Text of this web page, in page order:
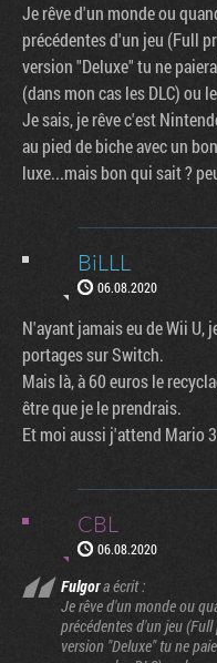
Je rêve d'un monde ou
précédentes d'un jeu (Full
version "Deluxe" tu ne
(dans mon cas les DLC) ou
Je sais, je rêve c'est
au pied de biche avec un
luxe...mais bon qui sait ?
BiLLL
06.08.2020
N'ayant jamais eu de Wii U,
portages sur Switch.
Mais là, à 60 euros le
être que je le prendrais.
Et moi aussi j'attend Mario
CBL
06.08.2020
Fulgora écrit :
Je rêve d'un monde ou
précédentes d'un jeu
version "Deluxe" tu ne